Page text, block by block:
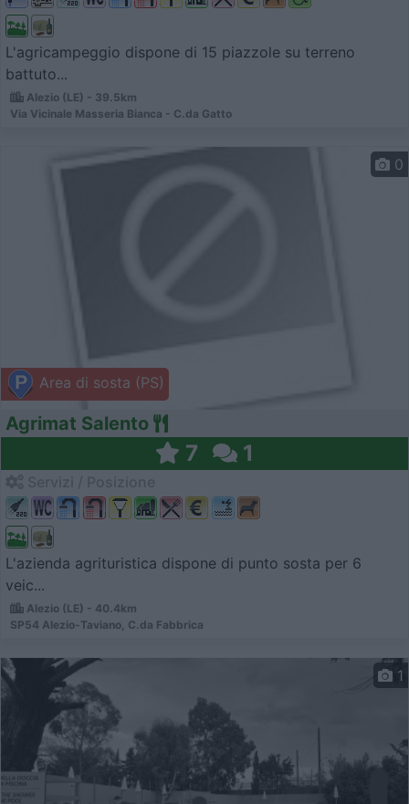
L'agricampeggio dispone di 15 piazzole su terreno
battuto...
Alezio (LE) - 39.5km
Via Vicinale Masseria Bianca - C.da Gatto
Area di sosta (PS)
0
Agrimat Salento
7 1
L'azienda agrituristica dispone di punto sosta per 6
veic...
Alezio (LE) - 40.4km
SP54 Alezio-Taviano, C.da Fabbrica
1